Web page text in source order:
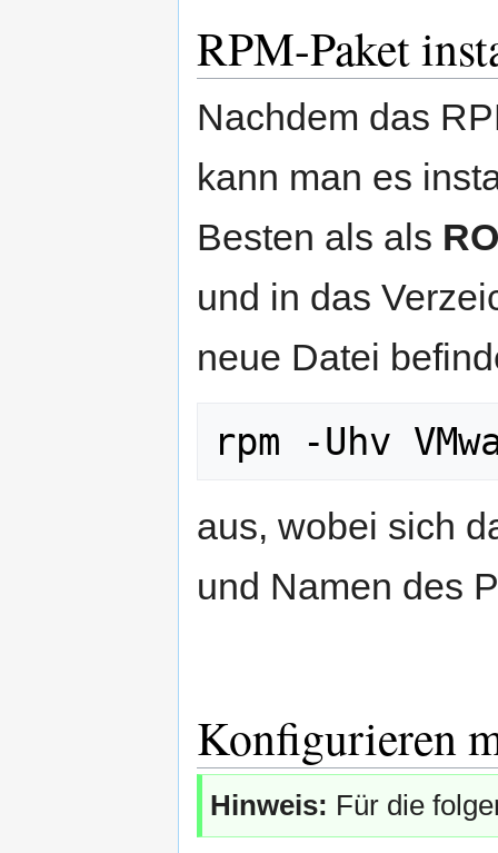
RPM-Paket
Nachdem das
kann man es
Besten als als
und in das
neue Datei
rpm -Uhv
aus, wobei sich
und Namen des
Konfigurieren
Hinweis: Für die